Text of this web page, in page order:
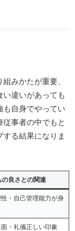
みかたが重要、
い違いがあっても
も自身でやってい
従事者の中でもと
る結果になりま
の良さとの関連
・自己管理能力が身
・礼儀正しい印象